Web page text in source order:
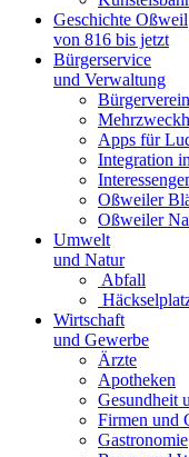
Geschichte Oßweil
von 816 bis jetzt
Bürgerservice
und Verwaltung
Apps für
Integration
Oßweiler
Oßweiler
Umwelt
und Natur
Abfall
Wirtschaft
und Gewerbe
Ärzte
Apotheken
Gesundheit
Firmen und
Gastronomie